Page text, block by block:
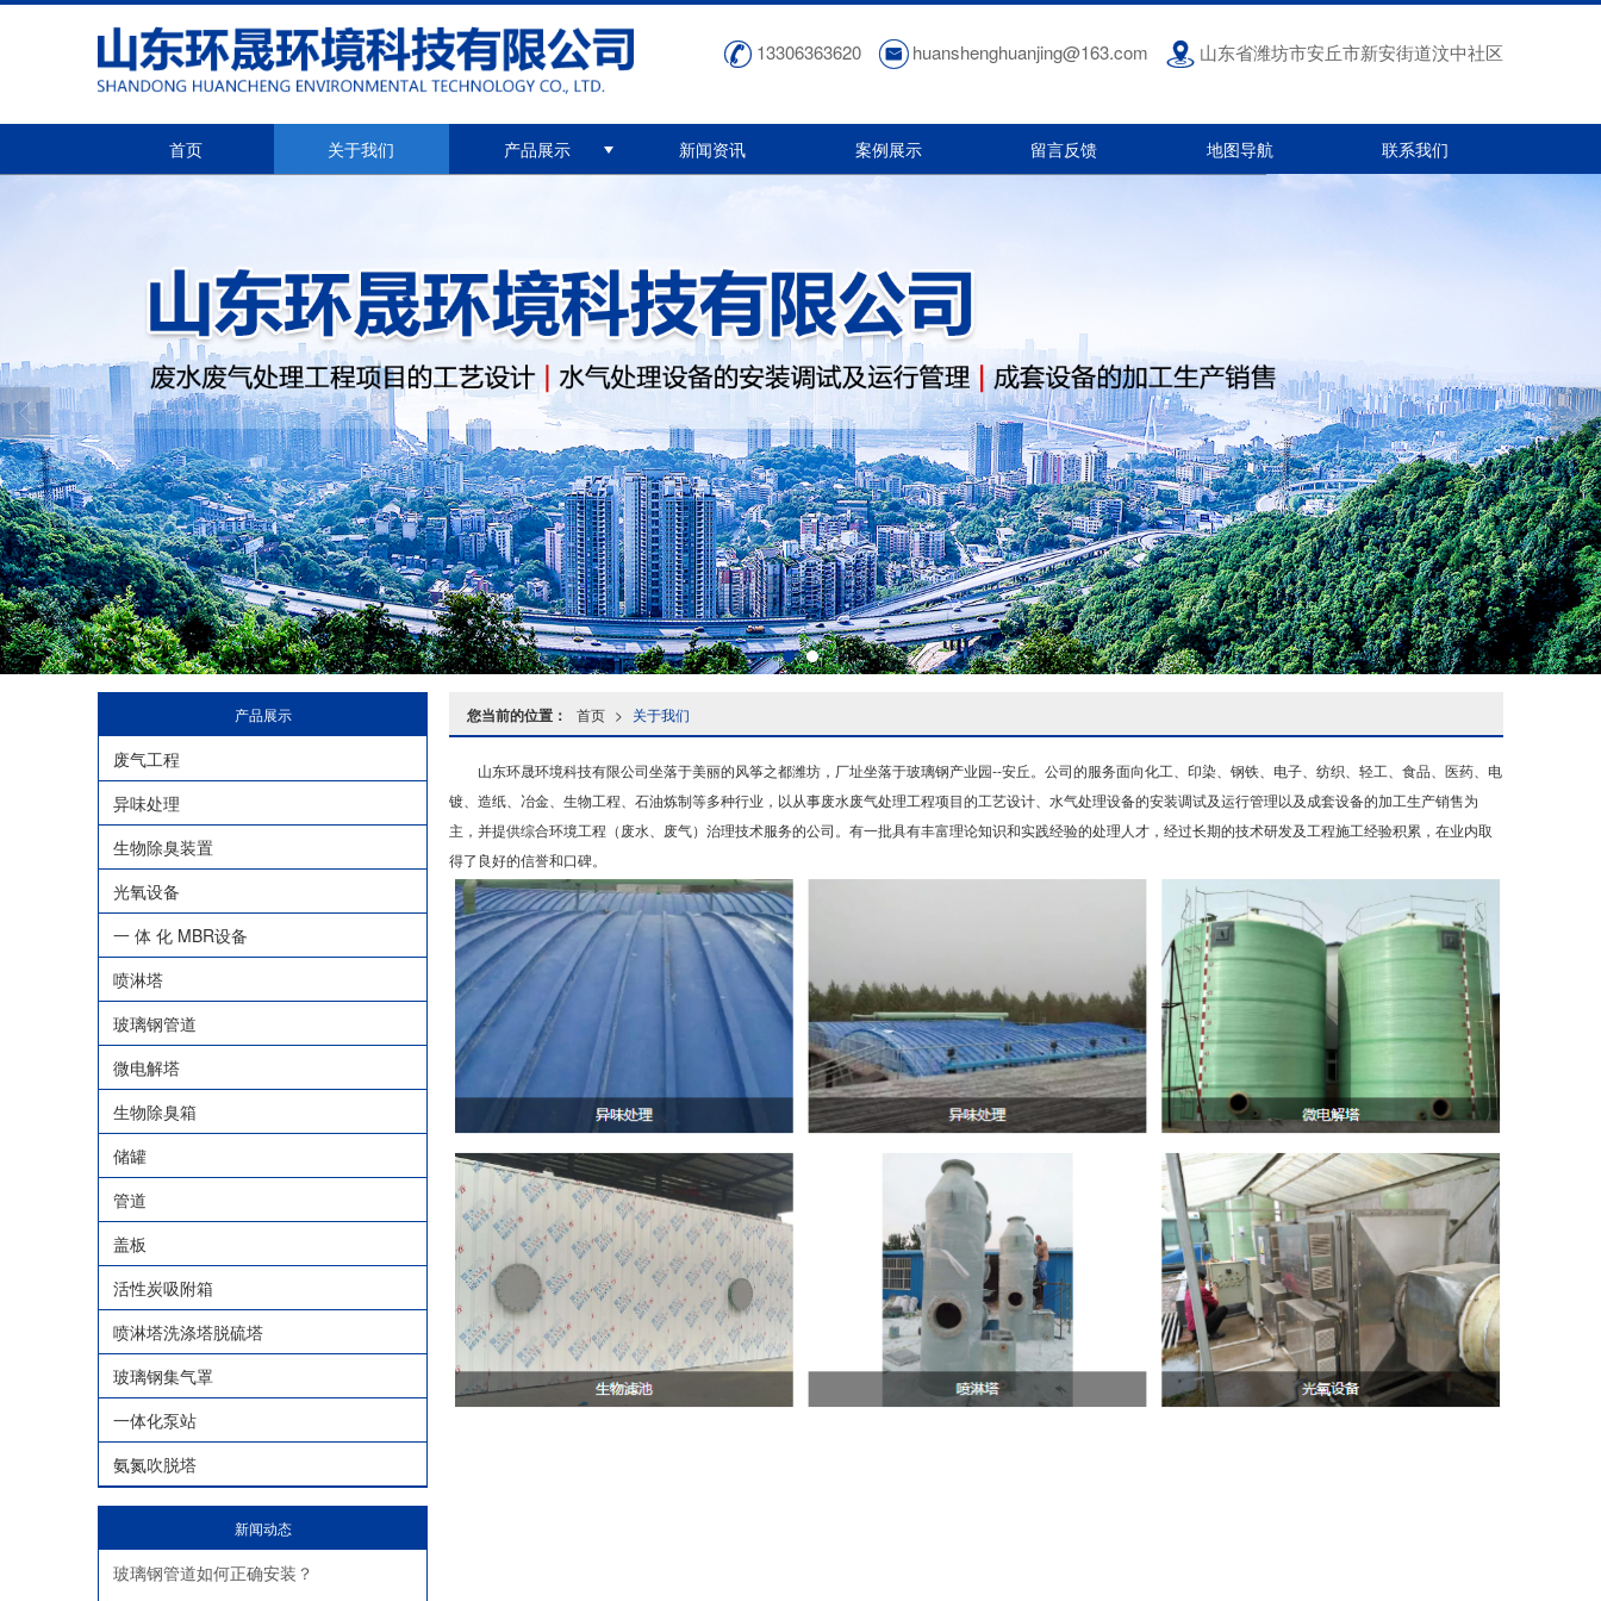
13306363620 huanshenghuanjing@163.com 山东省潍坊市安丘市新安街道汶中社区
首页 关于我们 产品展示 新闻资讯 案例展示 留言反馈 地图导航 联系我们
您当前的位置： 首页 > 关于我们
山东环晟环境科技有限公司坐落于美丽的风筝之都潍坊，厂址坐落于玻璃钢产业园--安丘。公司的服务面向化工、印染、钢铁、电子、纺织、轻工、食品、医药、电
镀、造纸、冶金、生物工程、石油炼制等多种行业，以从事废水废气处理工程项目的工艺设计、水气处理设备的安装调试及运行管理以及成套设备的加工生产销售为
主，并提供综合环境工程（废水、废气）治理技术服务的公司。有一批具有丰富理论知识和实践经验的处理人才，经过长期的技术研发及工程施工经验积累，在业内取
得了良好的信誉和口碑。
产品展示
废气工程
异味处理
生物除臭装置
光氧设备
一 体 化 MBR设备
喷淋塔
玻璃钢管道
微电解塔
生物除臭箱
储罐
管道
盖板
活性炭吸附箱
喷淋塔洗涤塔脱硫塔
玻璃钢集气罩
一体化泵站
氨氮吹脱塔
新闻动态
玻璃钢管道如何正确安装？